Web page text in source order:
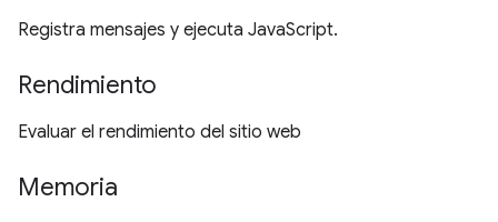
Registra mensajes y ejecuta JavaScript.
Rendimiento
Evaluar el rendimiento del sitio web
Memoria